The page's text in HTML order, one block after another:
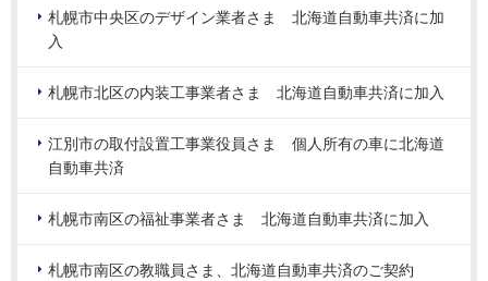
札幌市中央区のデザイン業者さま 北海道自動車共済に加
入
札幌市北区の内装工事業者さま 北海道自動車共済に加入
江別市の取付設置工事業役員さま 個人所有の車に北海道
自動車共済
札幌市南区の福祉事業者さま 北海道自動車共済に加入
札幌市南区の教職員さま、北海道自動車共済のご契約